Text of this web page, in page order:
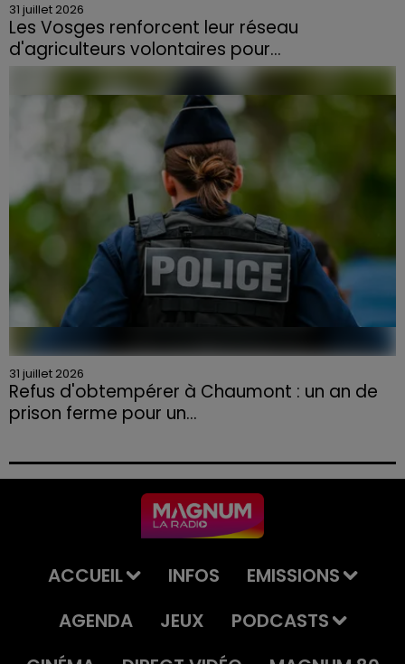
31 juillet 2026
Les Vosges renforcent leur réseau
d'agriculteurs volontaires pour...
Face à la sécheresse et aux risques de départs de feu,
la Chambre d'agriculture des Vosges a lancé un appel
aux agriculteurs volontaires pour venir en aide...
31 juillet 2026
Refus d'obtempérer à Chaumont : un an de
prison ferme pour un...
permis et la confiscation de son véhicule.
ACCUEIL INFOS
EMISSIONS
AGENDA
JEUX
PODCASTS